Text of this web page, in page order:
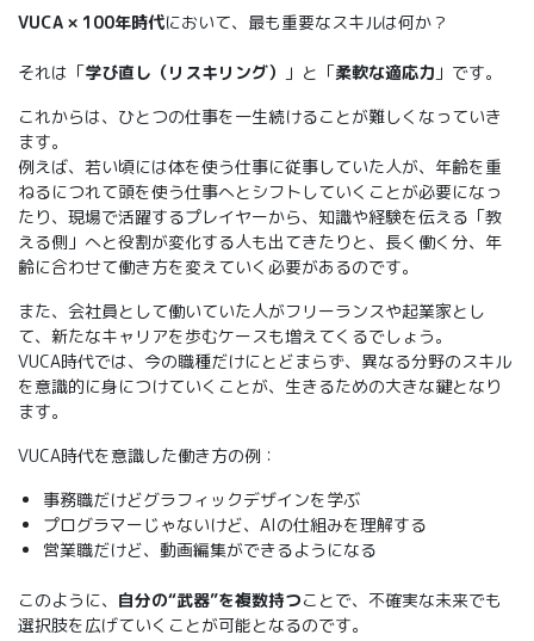
VUCA × 100年時代において、最も重要なスキルは何か？
それは「学び直し（リスキリング） 」と「柔軟な適応力 」です。
これからは、ひとつの仕事を一生続けることが難しくなっていき
ます。
例えば、若い頃には体を使う仕事に従事していた人が、年齢を重
ねるにつれて頭を使う仕事へとシフトしていくことが必要になっ
たり、現場で活躍するプレイヤーから、知識や経験を伝える「教
える側」へと役割が変化する人も出てきたりと、長く働く分、年
齢に合わせて働き方を変えていく必要があるのです。
また、会社員として働いていた人がフリーランスや起業家とし
て、新たなキャリアを歩むケースも増えてくるでしょう。
VUCA時代では、今の職種だけにとどまらず、異なる分野のスキル
を意識的に身につけていくことが、生きるための大きな鍵となり
ます。
VUCA時代を意識した働き方の例：
事務職だけどグラフィックデザインを学ぶ
プログラマーじゃないけど、AIの仕組みを理解する
営業職だけど、動画編集ができるようになる
このように、 自分の“武器”を複数持つことで、不確実な未来でも
選択肢を広げていくことが可能となるのです。